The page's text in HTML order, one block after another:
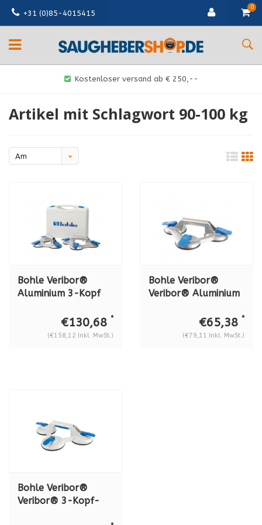
+31 (0)85-4015415
0
Kostenloser versand ab € 250,--
Artikel mit Schlagwort 90-100 kg
Am
Bohle Veribor®
Aluminium 3-Kopf
S3.021 im Set Serie
€130,68 *
(€158,12 Inkl. MwSt.)
Bohle Veribor®
Veribor® Aluminium
BO 603.021 Serie
€65,38 *
(€79,11 Inkl. MwSt.)
Bohle Veribor®
Veribor® 3-Kopf-